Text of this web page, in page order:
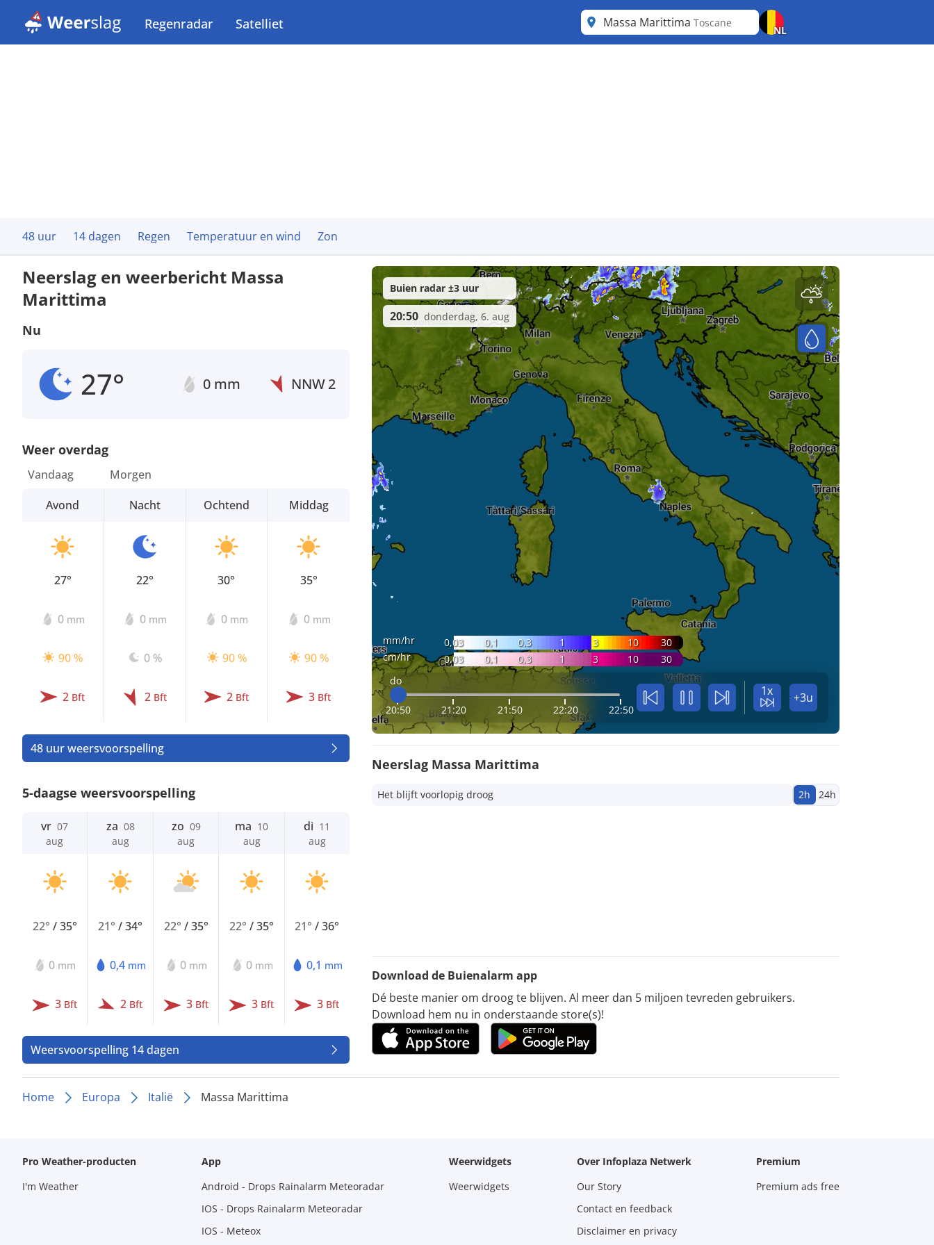
Regenradar Satelliet Massa Marittima Toscane
NL
48 uur 14 dagen Regen Temperatuur en wind Zon
Neerslag en weerbericht Massa
Marittima
Nu
27° 0 mm NNW2
Weer overdag
Vandaag
Avond
27°
0 mm
90 %
2 Bft
Morgen
Nacht
22°
0 mm
0 %
2 Bft
Ochtend
30°
0 mm
90 %
2 Bft
Middag
35°
0 mm
90 %
3 Bft
48 uur weersvoorspelling
5-daagse weersvoorspelling
vr 07
aug
22° /35°
0 mm
3 Bft
za 08
aug
21°/34°
0,4 mm
2 Bft
zo 09
aug
22° /35°
0 mm
3 Bft
ma 10
aug
22°/35°
0 mm
3 Bft
di 11
aug
21°/36°
0,1 mm
3 Bft
Weersvoorspelling 14 dagen
mm/hr 0,03 0,1 0,3 1 3 10
30
cm/hr
0,03 0,1 0,3 1 3 10
30
do
20:50 21:20 21:50 22:20 22:50
1x +3u
Buien radar ±3 uur
20:50 donderdag, 6. aug
Neerslag Massa Marittima
Het blijft voorlopig droog 2h 24h
Download de Buienalarm app
Dé beste manier om droog te blijven. Al meer dan 5 miljoen tevreden gebruikers.
Download hem nu in onderstaande store(s)!
Home Europa Italië Massa Marittima
Pro Weather-producten
I'm Weather
App
Android - Drops Rainalarm Meteoradar
IOS - Drops Rainalarm Meteoradar
IOS - Meteox
Weerwidgets
Weerwidgets
Over Infoplaza Netwerk
Our Story
Contact en feedback
Disclaimer en privacy
Premium
Premium ads free